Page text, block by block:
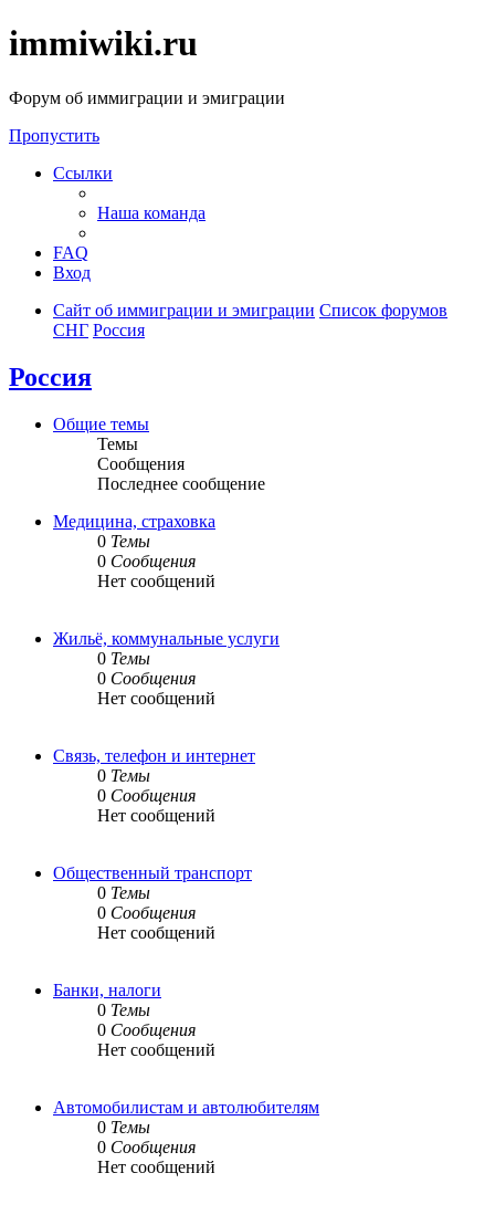
immiwiki.ru
Форум об иммиграции и эмиграции
Пропустить
Ссылки
Наша команда
FAQ
Вход
Сайт об иммиграции и эмиграции Список форумов
СНГ Россия
Россия
Общие темы
Темы
Сообщения
Последнее сообщение
Медицина, страховка
0 Темы
0 Сообщения
Нет сообщений
Жильё, коммунальные услуги
0 Темы
0 Сообщения
Нет сообщений
Связь, телефон и интернет
0 Темы
0 Сообщения
Нет сообщений
Общественный транспорт
0 Темы
0 Сообщения
Нет сообщений
Банки, налоги
0 Темы
0 Сообщения
Нет сообщений
Автомобилистам и автолюбителям
0 Темы
0 Сообщения
Нет сообщений